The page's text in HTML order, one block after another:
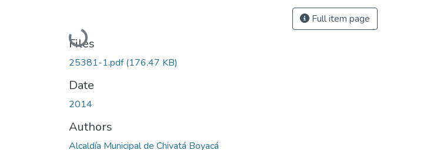
Loading...
Files
25381-1.pdf(176.47 KB)
Date
2014
Authors
Alcaldía Municipal de Chivatá Boyacá
Full item page